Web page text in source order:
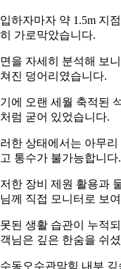
하자마자 약 1.5m 지
가로막았습니다.
을 자세히 분석해 보
진 덩어리였습니다.
에 오랜 세월 축적된
럼 굳어 있었습니다.
한 상태에서는 아무리
통수가 불가능합니다.
한 장비 제원 활용과
께 직접 모니터로 보
된 생활 습관이 누적
님은 깊은 한숨을 쉬
동오수관막힘 내부